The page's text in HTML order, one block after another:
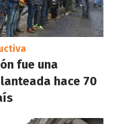
fue una
hace 70